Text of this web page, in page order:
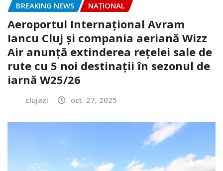
BREAKING NEWS NAŢIONAL
Aeroportul Internațional Avram
Iancu Cluj și compania aeriană Wizz
Air anunță extinderea reţelei sale de
rute cu 5 noi destinaţii în sezonul de
iarnă W25/26
clujazi oct. 27, 2025